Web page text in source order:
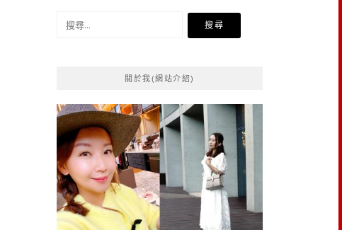
搜
關於我(網站介紹)